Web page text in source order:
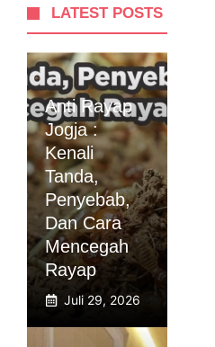
LATEST POSTS
Anti Rayap
Jogja :
Kenali
Tanda,
Penyebab,
Dan Cara
Mencegah
Rayap
Juli 29, 2026